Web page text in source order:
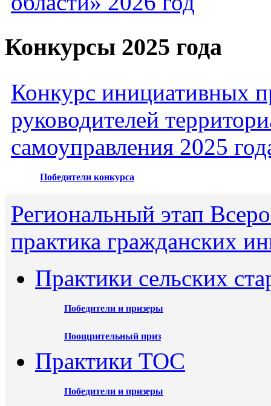
Конкурсы 2025 года
Конкурс инициативных
руководителей
самоуправления 2025
Победители конкурса
Региональный этап
практика гражданских
Практики сельских
Победители и призеры
Поощрительный приз
Практики ТОС
Победители и призеры